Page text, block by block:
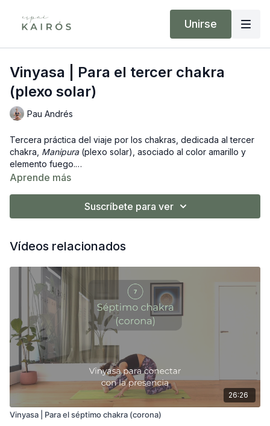
Unirse
Vinyasa | Para el tercer chakra
(plexo solar)
Pau Andrés
Tercera práctica del viaje por los chakras, dedicada al tercer
chakra, Manipura(plexo solar), asociado al color amarillo y
elemento fuego.
Esta sesión combina respiración, mantra y posturas de Vinyasa
Ideal para activar tu fuego interno, cultivar la confianza y
Aprende más
Suscríbete para ver
Vídeos relacionados
26:26
Vinyasa | Para el séptimo chakra (corona)